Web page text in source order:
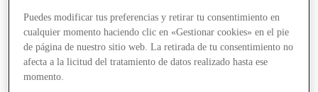
Puedes modificar tus preferencias y retirar tu consentimiento en
cualquier momento haciendo clic en «Gestionar cookies» en el pie
de página de nuestro sitio web. La retirada de tu consentimiento no
afecta a la licitud del tratamiento de datos realizado hasta ese
momento.